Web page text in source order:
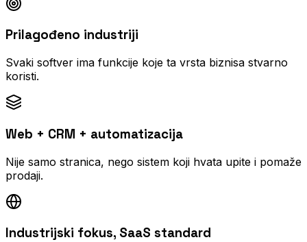
Prilagođeno industriji
Svaki softver ima funkcije koje ta vrsta biznisa stvarno
koristi.
Web + CRM + automatizacija
Nije samo stranica, nego sistem koji hvata upite i pomaže
prodaji.
Industrijski fokus, SaaS standard